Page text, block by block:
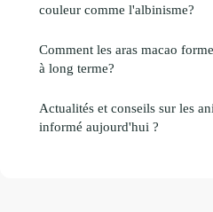
couleur comme l'albinisme?
Comment les aras macao
à long terme?
Actualités et conseils sur les
informé aujourd'hui ?